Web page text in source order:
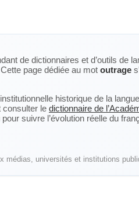
de dictionnaires et d’outils de
page dédiée au mot outrage
historique de la
consulter le dictionnaire de
suivre l’évolution réelle du
médias, universités et institutions